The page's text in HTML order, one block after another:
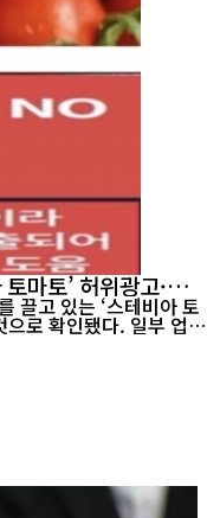
마토’ 허위광고·위
끌고 있는 ‘스테비아 토
인됐다. 일부 업체
으로 드러났고, 제조업
시중에 유통 중인 일부
. 식품의약품